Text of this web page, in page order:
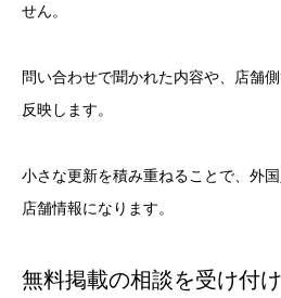
せん。
問い合わせで聞かれた内容や、店舗
反映します。
小さな更新を積み重ねることで、外
店舗情報になります。
無料掲載の相談を受け付